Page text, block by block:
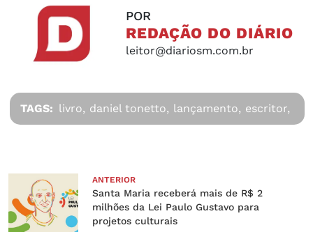
POR
REDAÇÃO DO DIÁRIO
leitor@diariosm.com.br
TAGS: livro, daniel tonetto, lançamento, escritor,
ANTERIOR
Santa Maria receberá mais de R$ 2
milhões da Lei Paulo Gustavo para
projetos culturais